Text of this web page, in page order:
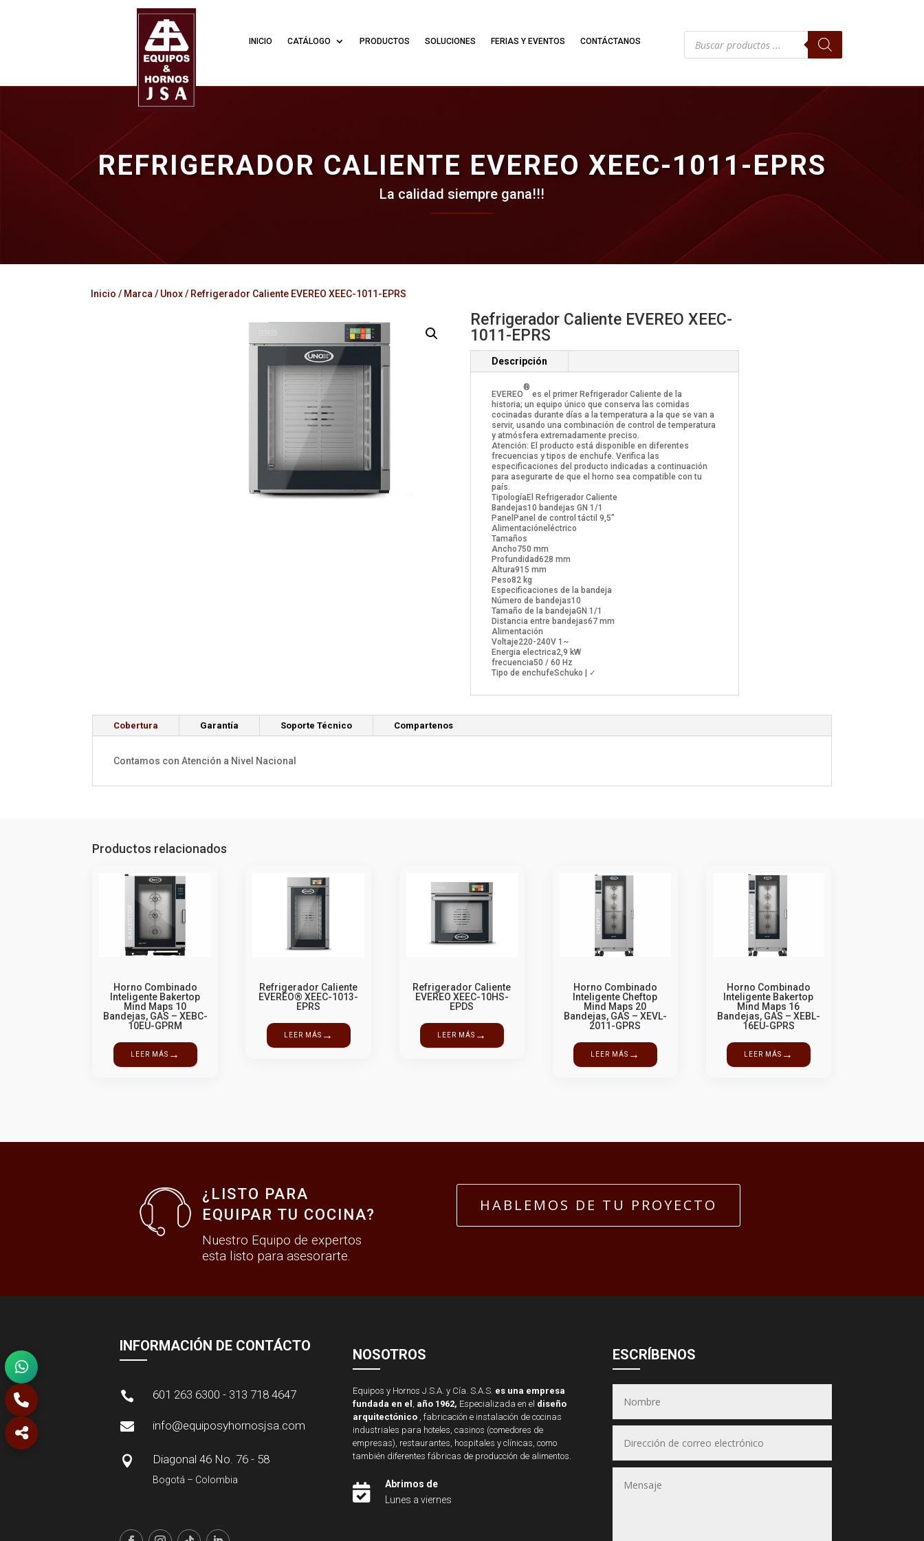
INICIO CATÁLOGO PRODUCTOS SOLUCIONES FERIAS Y EVENTOS CONTÁCTANOS Búsqueda
productos
REFRIGERADOR CALIENTE EVEREO XEEC-1011-EPRS
La calidad siempre gana!!!
Inicio / Marca / Unox/ Refrigerador Caliente EVEREO XEEC-1011-EPRS
Refrigerador Caliente EVEREO XEEC-
1011-EPRS
Descripción
EVEREO
®
es el primer Refrigerador Caliente de la
historia; un equipo único que conserva las comidas
cocinadas durante días a la temperatura a la que se van a
servir, usando una combinación de control de temperatura
y atmósfera extremadamente preciso.
Atención: El producto está disponible en diferentes
frecuencias y tipos de enchufe. Verifica las
especificaciones del producto indicadas a continuación
para asegurarte de que el horno sea compatible con tu
país.
TipologíaEl Refrigerador Caliente
Bandejas10 bandejas GN 1/1
PanelPanel de control táctil 9,5"
Alimentacióneléctrico
Tamaños
Ancho750 mm
Profundidad628 mm
Altura915 mm
Peso82 kg
Especificaciones de la bandeja
Número de bandejas10
Tamaño de la bandejaGN 1/1
Distancia entre bandejas67 mm
Alimentación
Voltaje220-240V 1~
Energia electrica2,9 kW
frecuencia50 / 60 Hz
Tipo de enchufeSchuko | ✓
Cobertura Garantía Soporte Técnico Compartenos
Contamos con Atención a Nivel Nacional
Productos relacionados
Horno Combinado
Inteligente Bakertop
Mind Maps 10
Bandejas, GAS – XEBC-
10EU-GPRM
LEER MÁS →
Refrigerador Caliente
EVEREO® XEEC-1013-
EPRS
LEER MÁS →
Refrigerador Caliente
EVEREO XEEC-10HS-
EPDS
LEER MÁS →
Horno Combinado
Inteligente Cheftop
Mind Maps 20
Bandejas, GAS – XEVL-
2011-GPRS
LEER MÁS →
Horno Combinado
Inteligente Bakertop
Mind Maps 16
Bandejas, GAS – XEBL-
16EU-GPRS
LEER MÁS →
¿LISTO PARA
EQUIPAR TU COCINA?
Nuestro Equipo de expertos
esta listo para asesorarte.
HABLEMOS DE TU PROYECTO
INFORMACIÓN DE CONTÁCTO
 601 263 6300 - 313 718 4647
 info@equiposyhornosjsa.com
 Diagonal 46 No. 76 - 58
Bogotá – Colombia
NOSOTROS
Equipos y Hornos J.S.A. y Cía. S.A.S. es una empresa
fundada en el año 1962, Especializada en el diseño
arquitectónico, fabricación e instalación de cocinas
industriales para hoteles, casinos (comedores de
empresas), restaurantes, hospitales y clínicas, como
también diferentes fábricas de producción de alimentos.

Abrimos de
Lunes a viernes
ESCRÍBENOS
(Puedes seleccionar varios)